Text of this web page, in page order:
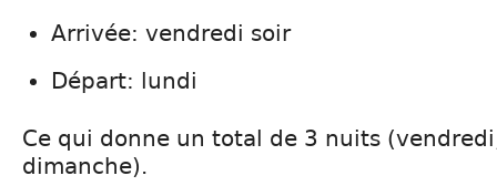
Arrivée: vendredi soir
Départ: lundi
Ce qui donne un total de 3 nuits
dimanche).